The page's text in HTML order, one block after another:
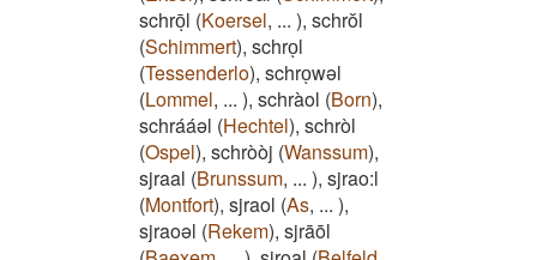
schrōͅl (Koersel, ... ), schrŏl
(Schimmert), schroͅl
(Tessenderlo), schroͅwəl
(Lommel, ... ), schràol (Born),
schrááəl (Hechtel), schròl
(Ospel), schròòj (Wanssum),
sjraal (Brunssum, ... ), sjrao:l
(Montfort), sjraol (As, ... ),
sjraoəl (Rekem), sjrāōl